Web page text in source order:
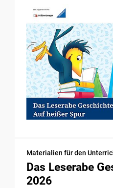
Materialien für den
Das Leserabe
2026